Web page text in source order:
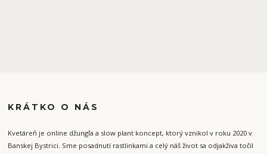
KRÁTKO O NÁS
Kvetáreň je online džungľa a slow plant koncept, ktorý vznikol v roku 2020 v
Banskej Bystrici. Sme posadnutí rastlinkami a celý náš život sa odjakživa točil